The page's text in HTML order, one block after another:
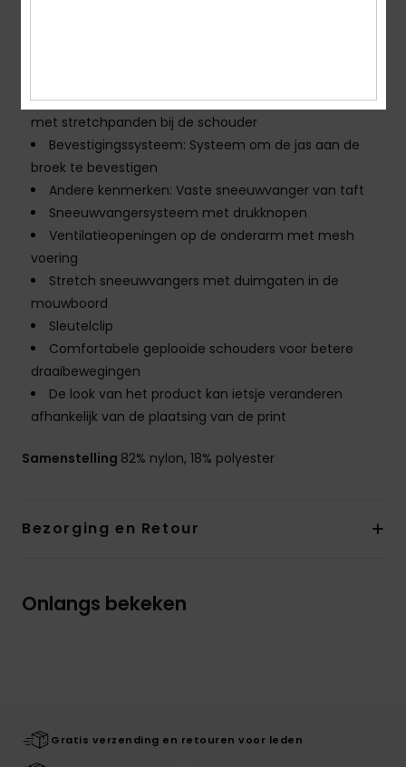
Voering:Lichte polyester taftvoering en taft in reliëf
met stretchpanden bij de schouder
Bevestigingssysteem: Systeem om de jas aan de
broek te bevestigen
Andere kenmerken: Vaste sneeuwvanger van taft
Sneeuwvangersysteem met drukknopen
Ventilatieopeningen op de onderarm met mesh
voering
Stretch sneeuwvangers met duimgaten in de
mouwboord
Sleutelclip
Comfortabele geplooide schouders voor betere
draaibewegingen
De look van het product kan ietsje veranderen
afhankelijk van de plaatsing van de print
Samenstelling 82% nylon, 18% polyester
Bezorging en Retour
Onlangs bekeken
Gratis verzending en retouren voor leden